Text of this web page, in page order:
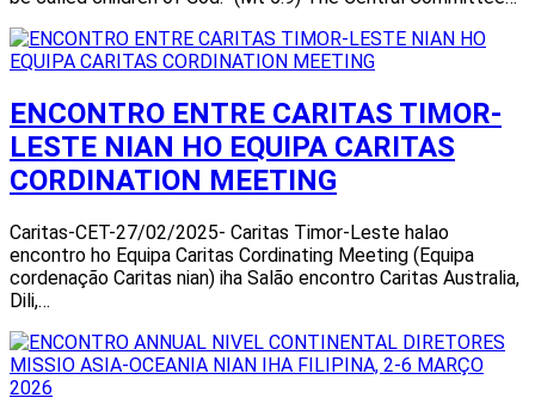
ENCONTRO ENTRE CARITAS TIMOR-
LESTE NIAN HO EQUIPA CARITAS
CORDINATION MEETING
Caritas-CET-27/02/2025- Caritas Timor-Leste halao
encontro ho Equipa Caritas Cordinating Meeting (Equipa
cordenação Caritas nian) iha Salão encontro Caritas Australia,
Dili,…